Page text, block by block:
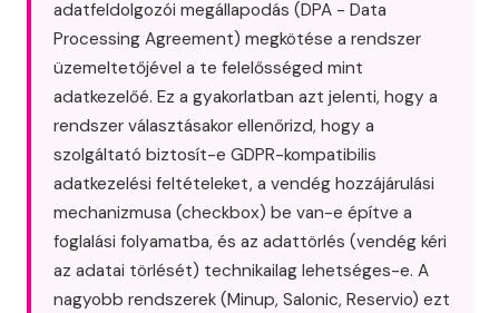
adatfeldolgozói megállapodás (DPA - Data
Processing Agreement) megkötése a rendszer
üzemeltetőjével a te felelősséged mint
adatkezelőé. Ez a gyakorlatban azt jelenti, hogy a
rendszer választásakor ellenőrizd, hogy a
szolgáltató biztosít-e GDPR-kompatibilis
adatkezelési feltételeket, a vendég hozzájárulási
mechanizmusa (checkbox) be van-e építve a
foglalási folyamatba, és az adattörlés (vendég kéri
az adatai törlését) technikailag lehetséges-e. A
nagyobb rendszerek (Minup, Salonic, Reservio) ezt